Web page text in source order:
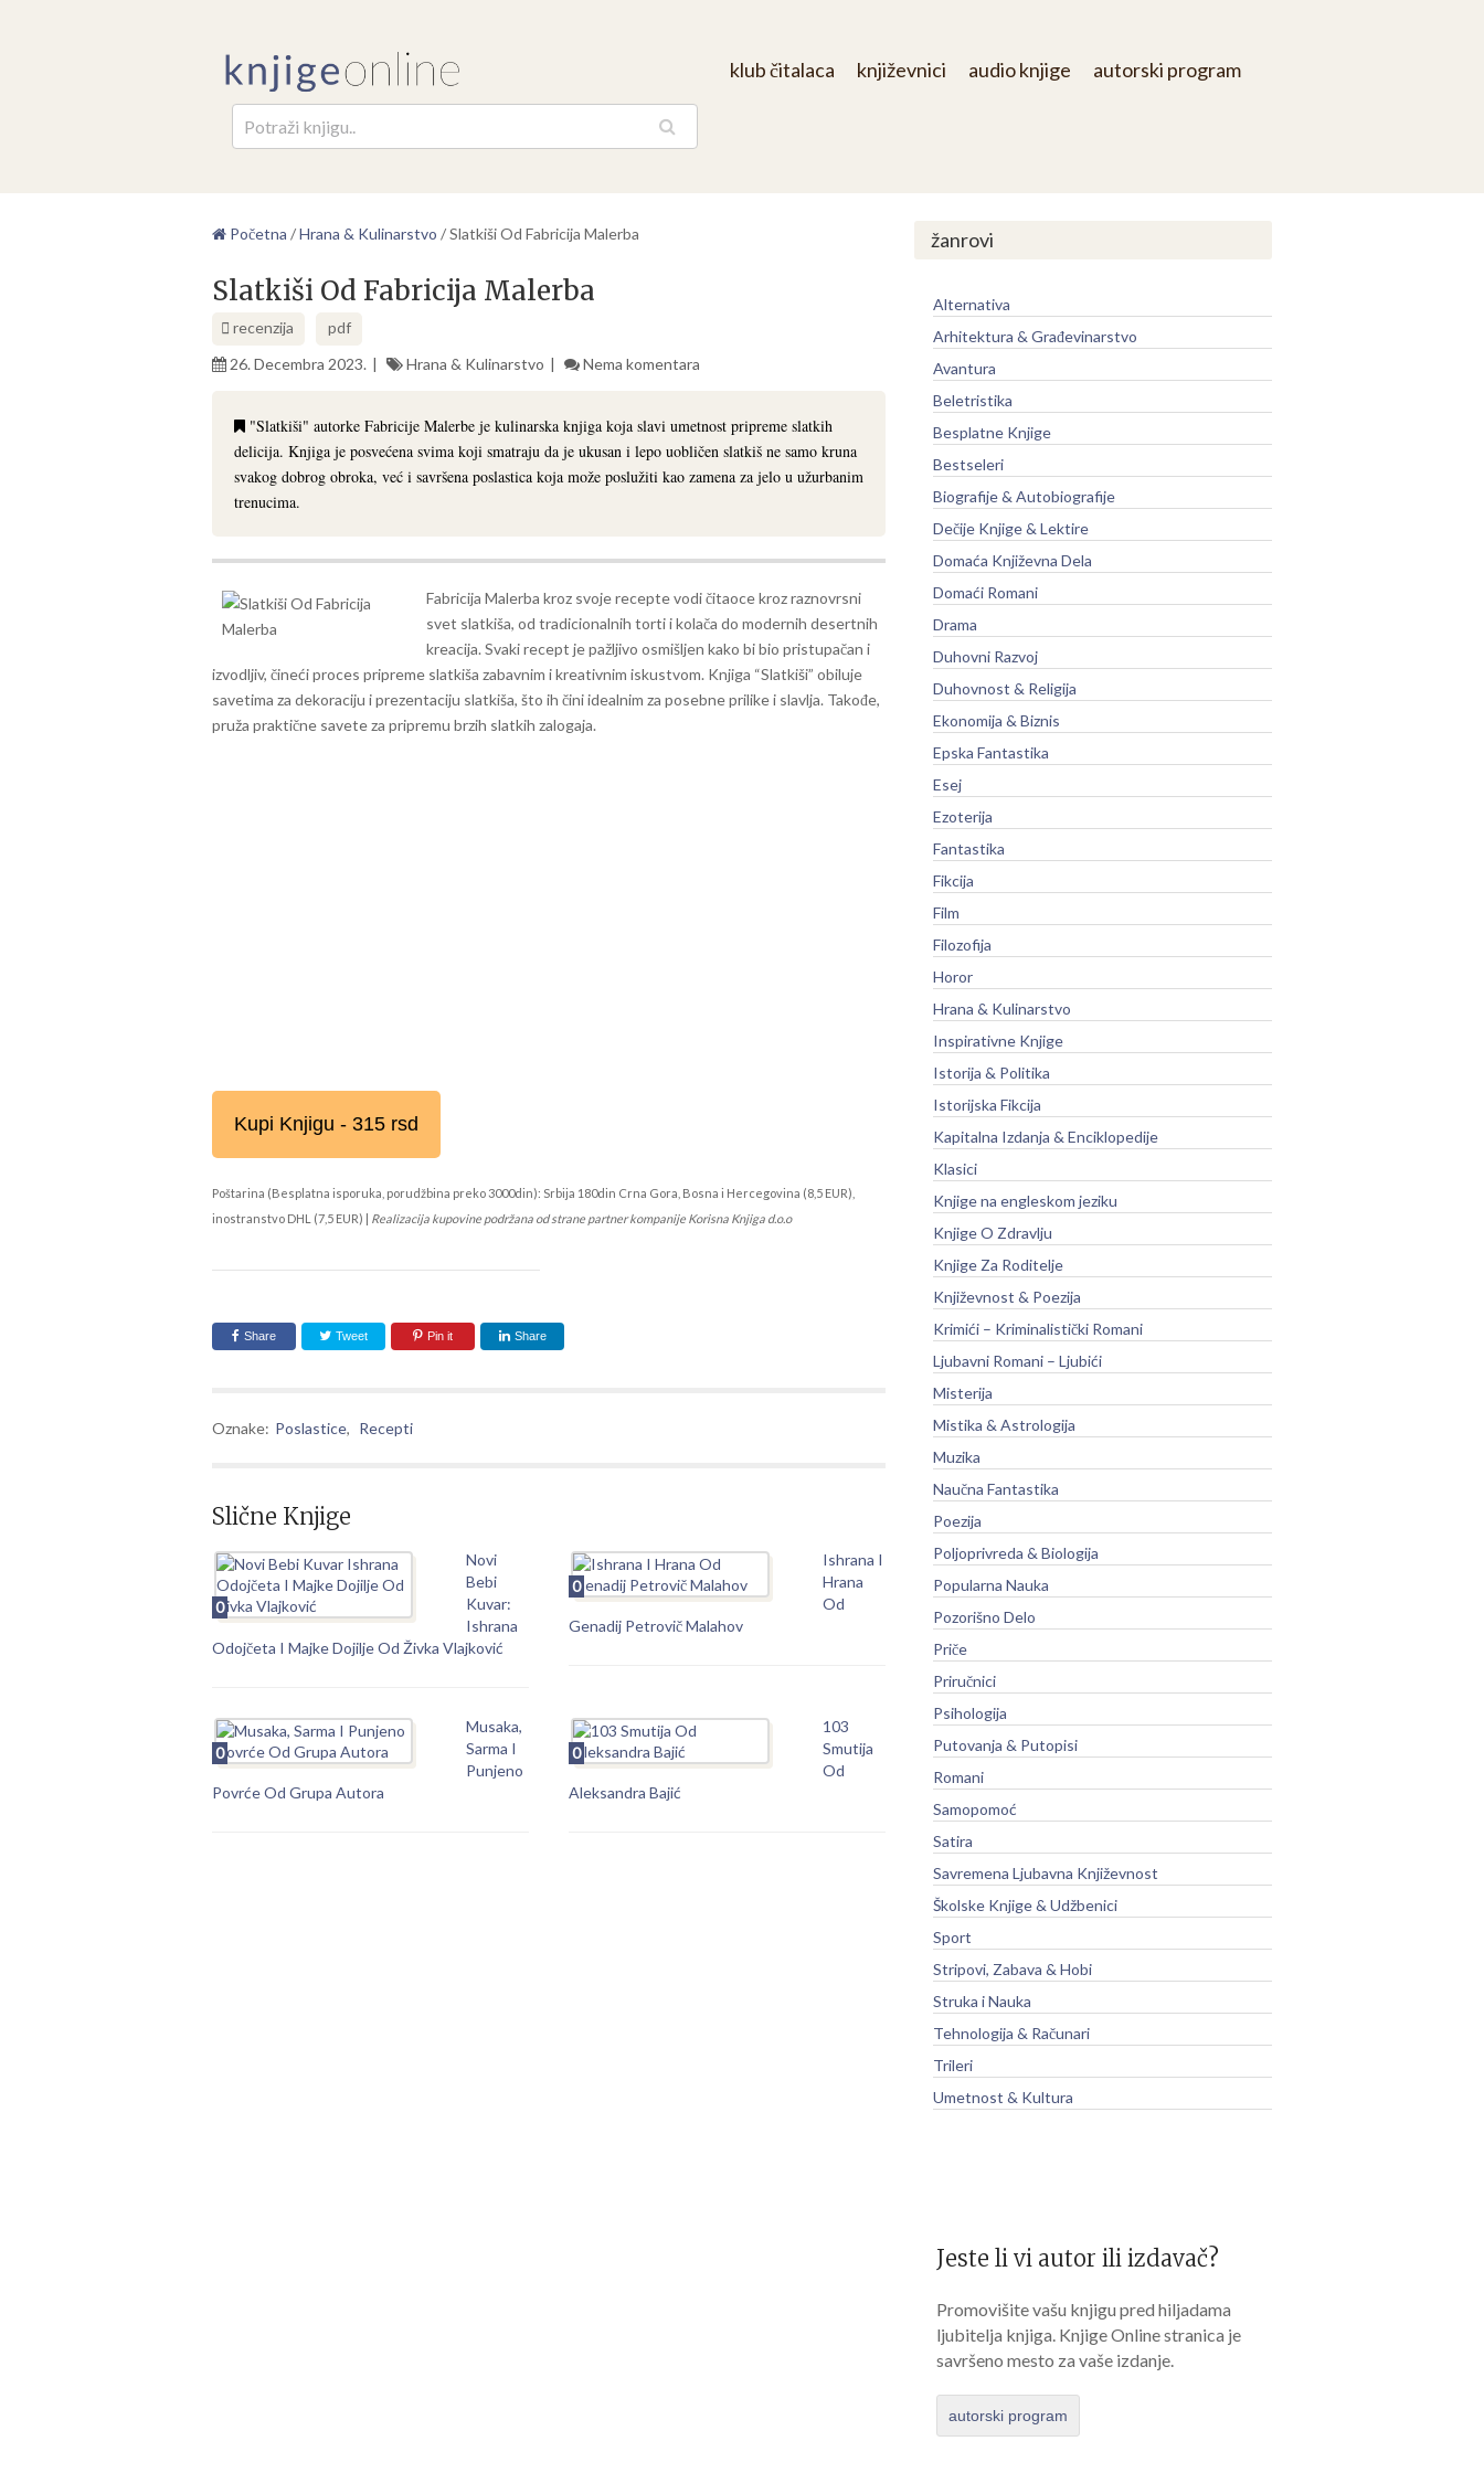
klub čitalaca književnici audio knjige autorski program
Početna /Hrana & Kulinarstvo /Slatkiši Od Fabricija Malerba
Slatkiši Od Fabricija Malerba
recenzija
pdf
26. Decembra 2023.
Hrana & Kulinarstvo Nema komentara
"Slatkiši" autorke Fabricije Malerbe je kulinarska knjiga koja slavi umetnost pripreme slatkih
delicija. Knjiga je posvećena svima koji smatraju da je ukusan i lepo uobličen slatkiš ne samo kruna
svakog dobrog obroka, već i savršena poslastica koja može poslužiti kao zamena za jelo u užurbanim
trenucima.
Fabricija Malerba kroz svoje recepte vodi čitaoce kroz raznovrsni
svet slatkiša, od tradicionalnih torti i kolača do modernih desertnih
kreacija. Svaki recept je pažljivo osmišljen kako bi bio pristupačan i
izvodljiv, čineći proces pripreme slatkiša zabavnim i kreativnim iskustvom. Knjiga “Slatkiši” obiluje
savetima za dekoraciju i prezentaciju slatkiša, što ih čini idealnim za posebne prilike i slavlja. Takođe,
pruža praktične savete za pripremu brzih slatkih zalogaja.
Kupi Knjigu - 315 rsd
Poštarina (Besplatna isporuka, porudžbina preko 3000din): Srbija 180din Crna Gora, Bosna i Hercegovina (8,5 EUR),
inostranstvo DHL (7,5 EUR) | Realizacija kupovine podržana od strane partner kompanije Korisna Knjiga d.o.o
Share Tweet Pin it Share
Oznake: Poslastice, Recepti
Slične Knjige
0
Novi
Bebi
Kuvar:
Ishrana
Odojčeta I Majke Dojilje Od Živka Vlajković
0
Ishrana I
Hrana
Od
Genadij Petrovič Malahov
0
Musaka,
Sarma I
Punjeno
Povrće Od Grupa Autora
0
103
Smutija
Od
Aleksandra Bajić
žanrovi
Alternativa
Arhitektura & Građevinarstvo
Avantura
Beletristika
Besplatne Knjige
Bestseleri
Biografije & Autobiografije
Dečije Knjige & Lektire
Domaća Književna Dela
Domaći Romani
Drama
Duhovni Razvoj
Duhovnost & Religija
Ekonomija & Biznis
Epska Fantastika
Esej
Ezoterija
Fantastika
Fikcija
Film
Filozofija
Horor
Hrana & Kulinarstvo
Inspirativne Knjige
Istorija & Politika
Istorijska Fikcija
Kapitalna Izdanja & Enciklopedije
Klasici
Knjige na engleskom jeziku
Knjige O Zdravlju
Knjige Za Roditelje
Književnost & Poezija
Krimići – Kriminalistički Romani
Ljubavni Romani – Ljubići
Misterija
Mistika & Astrologija
Muzika
Naučna Fantastika
Poezija
Poljoprivreda & Biologija
Popularna Nauka
Pozorišno Delo
Priče
Priručnici
Psihologija
Putovanja & Putopisi
Romani
Samopomoć
Satira
Savremena Ljubavna Književnost
Školske Knjige & Udžbenici
Sport
Stripovi, Zabava & Hobi
Struka i Nauka
Tehnologija & Računari
Trileri
Umetnost & Kultura
Jeste li vi autor ili izdavač?
Promovišite vašu knjigu pred hiljadama
ljubitelja knjiga. Knjige Online stranica je
savršeno mesto za vaše izdanje.
autorski program